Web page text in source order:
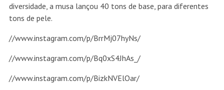
diversidade, a musa lançou 40 tons de base, para diferentes
tons de pele.
//www.instagram.com/p/BrrMj07hyNs/
//www.instagram.com/p/Bq0xS4JhAs_/
//www.instagram.com/p/BizkNVElOar/